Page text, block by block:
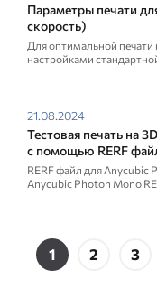
Параметры печати
скорость)
Для оптимальной
настройками
Тестовая печать на
с помощью RERF
21.08.2024
RERF файл для Anycubic
Anycubic Photon Mono
1 2 3